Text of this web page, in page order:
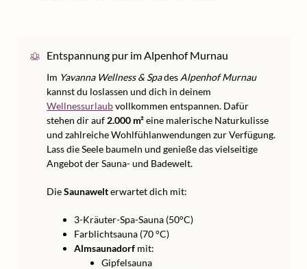
Entspannung pur im Alpenhof Murnau
Im Yavanna Wellness & Spades Alpenhof Murnau
kannst du loslassen und dich in deinem
Wellnessurlaubvollkommen entspannen. Dafür
stehen dir auf 2.000 m²eine malerische Naturkulisse
und zahlreiche Wohlfühlanwendungen zur Verfügung.
Lass die Seele baumeln und genieße das vielseitige
Angebot der Sauna- und Badewelt.
DieSaunawelterwartet dich mit:
3-Kräuter-Spa-Sauna (50°C)
Farblichtsauna (70 °C)
Almsaunadorf mit:
Gipfelsauna